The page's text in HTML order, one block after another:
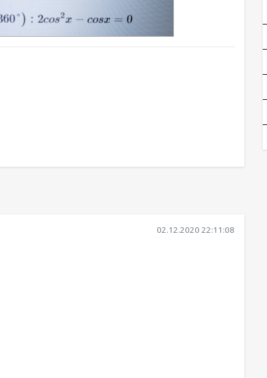
02.12.2020 22:11:08